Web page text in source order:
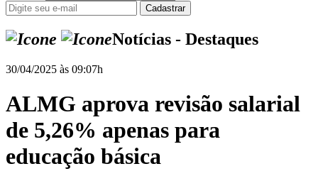
Notícias - Destaques
30/04/2025 às 09:07h
ALMG aprova revisão salarial
de 5,26% apenas para
educação básica